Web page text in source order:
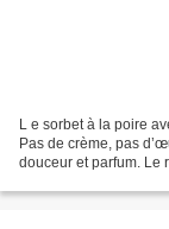
L e sorbet à la poire
Pas de crème, pas
douceur et parfum. Le